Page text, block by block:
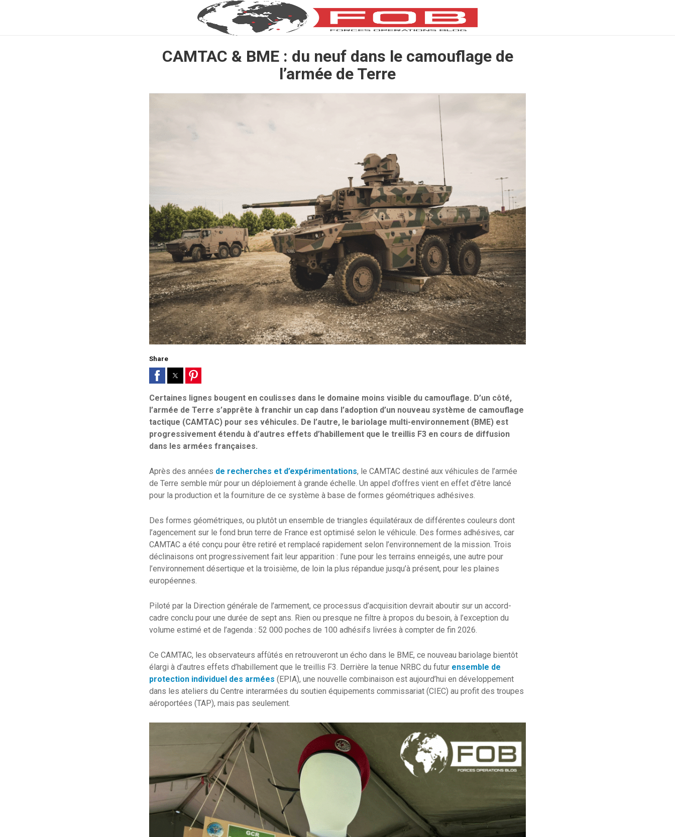
CAMTAC & BME : du neuf dans le camouflage de
l’armée de Terre
Share
Certaines lignes bougent en coulisses dans le domaine moins visible du camouflage. D’un côté,
l’armée de Terre s’apprête à franchir un cap dans l’adoption d’un nouveau système de camouflage
tactique (CAMTAC) pour ses véhicules. De l’autre, le bariolage multi-environnement (BME) est
progressivement étendu à d’autres effets d’habillement que le treillis F3 en cours de diffusion
dans les armées françaises.
Après des années de recherches et d’expérimentations, le CAMTAC destiné aux véhicules de l’armée
de Terre semble mûr pour un déploiement à grande échelle. Un appel d’offres vient en effet d’être lancé
pour la production et la fourniture de ce système à base de formes géométriques adhésives.
Des formes géométriques, ou plutôt un ensemble de triangles équilatéraux de différentes couleurs dont
l’agencement sur le fond brun terre de France est optimisé selon le véhicule. Des formes adhésives, car
CAMTAC a été conçu pour être retiré et remplacé rapidement selon l’environnement de la mission. Trois
déclinaisons ont progressivement fait leur apparition : l’une pour les terrains enneigés, une autre pour
l’environnement désertique et la troisième, de loin la plus répandue jusqu’à présent, pour les plaines
européennes.
Piloté par la Direction générale de l’armement, ce processus d’acquisition devrait aboutir sur un accord-
cadre conclu pour une durée de sept ans. Rien ou presque ne filtre à propos du besoin, à l’exception du
volume estimé et de l’agenda : 52 000 poches de 100 adhésifs livrées à compter de fin 2026.
Ce CAMTAC, les observateurs affûtés en retrouveront un écho dans le BME, ce nouveau bariolage bientôt
élargi à d’autres effets d’habillement que le treillis F3. Derrière la tenue NRBC du futur ensemble de
protection individuel des armées (EPIA), une nouvelle combinaison est aujourd’hui en développement
dans les ateliers du Centre interarmées du soutien équipements commissariat (CIEC) au profit des troupes
aéroportées (TAP), mais pas seulement.